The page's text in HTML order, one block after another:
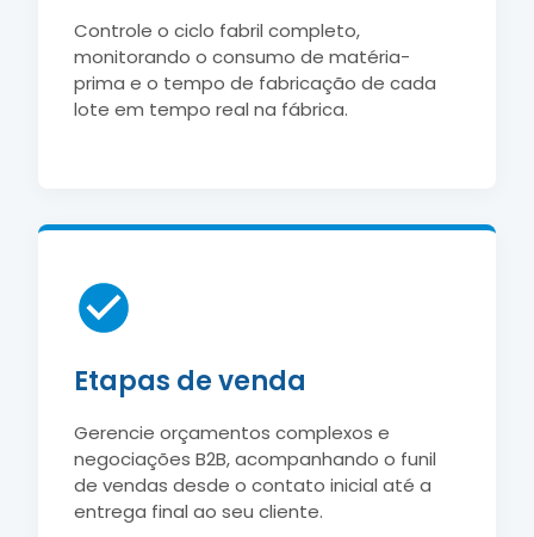
Controle o ciclo fabril completo,
monitorando o consumo de matéria-
prima e o tempo de fabricação de cada
lote em tempo real na fábrica.
Etapas de venda
Gerencie orçamentos complexos e
negociações B2B, acompanhando o funil
de vendas desde o contato inicial até a
entrega final ao seu cliente.